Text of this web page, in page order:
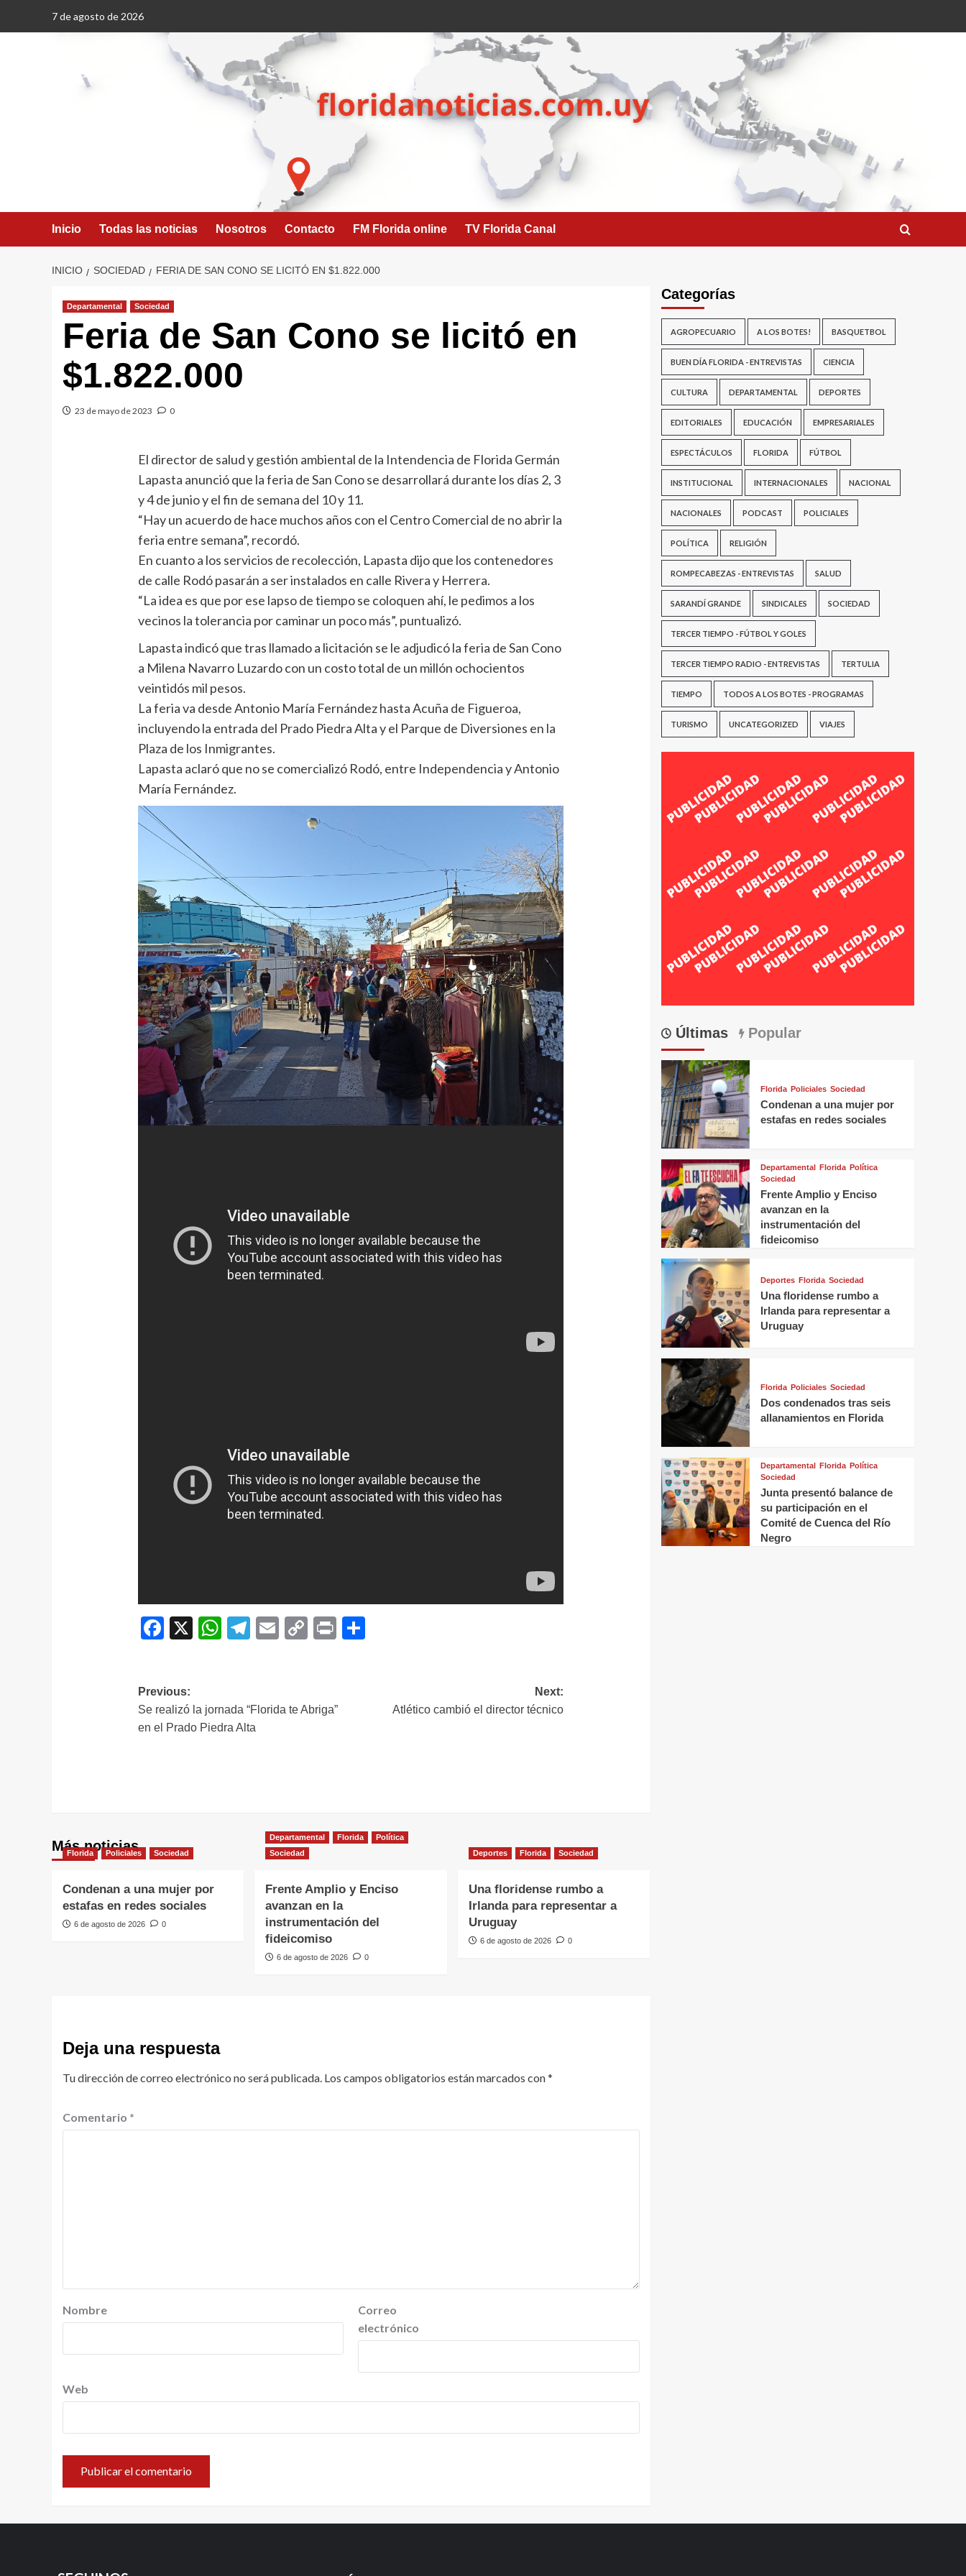
7 de agosto de 2026
Inicio Todas las noticias Nosotros Contacto FM Florida online TV Florida Canal
INICIO SOCIEDAD FERIA DE SAN CONO SE LICITÓ EN $1.822.000
Departamental Sociedad
Feria de San Cono se licitó en
$1.822.000
23 de mayo de 2023 0
El director de salud y gestión ambiental de la Intendencia de Florida Germán
Lapasta anunció que la feria de San Cono se desarrollará durante los días 2, 3
y 4 de junio y el fin de semana del 10 y 11.
“Hay un acuerdo de hace muchos años con el Centro Comercial de no abrir la
feria entre semana”, recordó.
En cuanto a los servicios de recolección, Lapasta dijo que los contenedores
de calle Rodó pasarán a ser instalados en calle Rivera y Herrera.
“La idea es que por ese lapso de tiempo se coloquen ahí, le pedimos a los
vecinos la tolerancia por caminar un poco más”, puntualizó.
Lapasta indicó que tras llamado a licitación se le adjudicó la feria de San Cono
a Milena Navarro Luzardo con un costo total de un millón ochocientos
veintidós mil pesos.
La feria va desde Antonio María Fernández hasta Acuña de Figueroa,
incluyendo la entrada del Prado Piedra Alta y el Parque de Diversiones en la
Plaza de los Inmigrantes.
Lapasta aclaró que no se comercializó Rodó, entre Independencia y Antonio
María Fernández.
Facebook
X WhatsApp
Telegram
EmailCopyPrint
Navegación
de
Previous:
Se realizó la jornada “Florida te Abriga”
en el Prado Piedra Alta
Next:
Atlético cambió el director técnico
Más noticias
Florida Policiales Sociedad
Condenan a una mujer por
estafas en redes sociales
6 de agosto de 2026 0
Departamental Florida
Política
Sociedad
Frente Amplio y Enciso
avanzan en la
instrumentación del
fideicomiso
6 de agosto de 2026 0
Deportes Florida Sociedad
Una floridense rumbo a
Irlanda para representar a
Uruguay
6 de agosto de 2026 0
Deja una respuesta
Tu dirección de correo electrónico no será publicada. Los campos obligatorios están marcados con*
Comentario *
Nombre
Correo
electrónico
Web
Categorías
AGROPECUARIO A LOS BOTES! BASQUETBOL
BUEN DÍA FLORIDA - ENTREVISTAS CIENCIA
CULTURA DEPARTAMENTAL DEPORTES
EDITORIALES EDUCACIÓN EMPRESARIALES
ESPECTÁCULOS FLORIDA FÚTBOL
INSTITUCIONAL INTERNACIONALES NACIONAL
NACIONALES PODCAST POLICIALES
POLÍTICA RELIGIÓN
ROMPECABEZAS - ENTREVISTAS SALUD
SARANDÍ GRANDE SINDICALES SOCIEDAD
TERCER TIEMPO - FÚTBOL Y GOLES
TERCER TIEMPO RADIO - ENTREVISTAS TERTULIA
TIEMPO TODOS A LOS BOTES - PROGRAMAS
TURISMO UNCATEGORIZED VIAJES
Últimas Popular
Florida Policiales Sociedad
Condenan a una mujer por
estafas en redes sociales
Departamental Florida Política
Sociedad
Frente Amplio y Enciso
avanzan en la
instrumentación del
fideicomiso
Deportes Florida Sociedad
Una floridense rumbo a
Irlanda para representar a
Uruguay
Florida Policiales Sociedad
Dos condenados tras seis
allanamientos en Florida
Departamental Florida Política
Sociedad
Junta presentó balance de
su participación en el
Comité de Cuenca del Río
Negro